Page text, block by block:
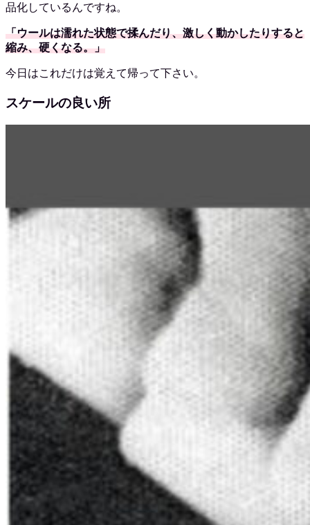
品化しているんですね。
「ウールは濡れた状態で揉んだり、激しく動かしたりすると
縮み、硬くなる。」
今日はこれだけは覚えて帰って下さい。
スケールの良い所